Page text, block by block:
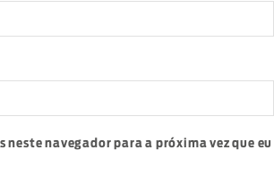
neste navegador para a próxima vez que eu